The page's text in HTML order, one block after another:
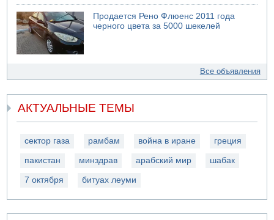
Продается Рено Флюенс 2011 года
черного цвета за 5000 шекелей
Все объявления
АКТУАЛЬНЫЕ ТЕМЫ
сектор газа рамбам война в иране греция
пакистан минздрав арабский мир шабак
7 октября битуах леуми